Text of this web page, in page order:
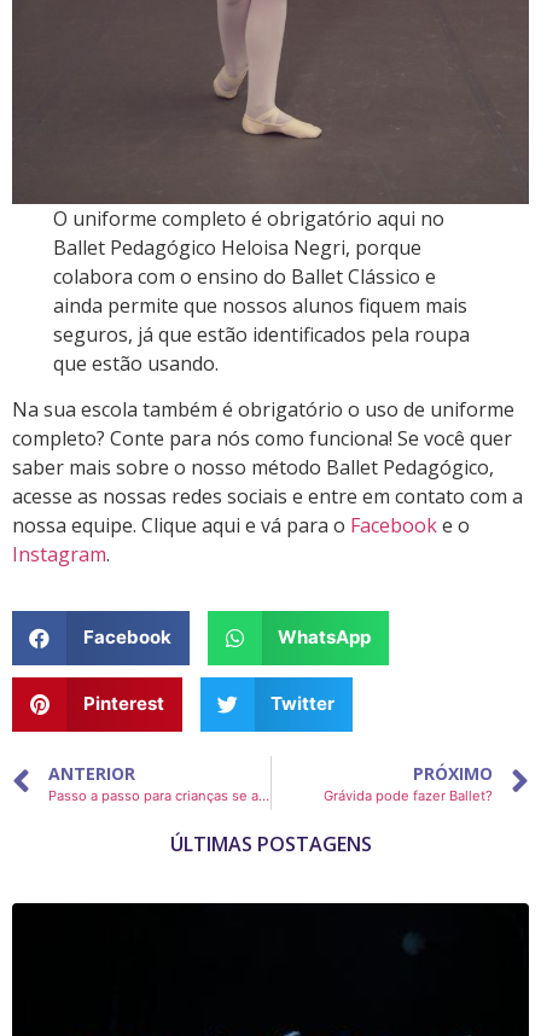
O uniforme completo é obrigatório aqui no
Ballet Pedagógico Heloisa Negri, porque
colabora com o ensino do Ballet Clássico e
ainda permite que nossos alunos fiquem mais
seguros, já que estão identificados pela roupa
que estão usando.
Na sua escola também é obrigatório o uso de uniforme
completo? Conte para nós como funciona! Se você quer
saber mais sobre o nosso método Ballet Pedagógico,
acesse as nossas redes sociais e entre em contato com a
nossa equipe. Clique aqui e vá para o Facebooke o
Instagram.
Facebook WhatsApp
Pinterest Twitter
ANTERIOR
Passo a passo para crianças se adaptarem ao Ballet
PRÓXIMO
Grávida pode fazer Ballet?
ÚLTIMAS POSTAGENS